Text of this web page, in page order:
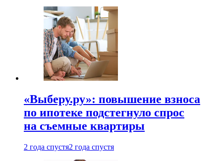
«Выберу.ру»: повышение взноса
по ипотеке подстегнуло спрос
на съемные квартиры
2 года спустя2 года спустя